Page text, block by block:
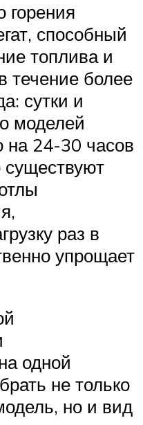
горения
способный
топлива и
течение более
сутки и
моделей
на 24-30 часов
существуют
раз в
упрощает
одной
не только
но и вид